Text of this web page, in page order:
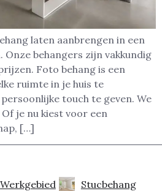
laten aanbrengen in een
behangers zijn vakkundig
Foto behang is een
ruimte in je huis te
touch te geven. We
je nu kiest voor een
[…]
Werkgebied
Stucbehang